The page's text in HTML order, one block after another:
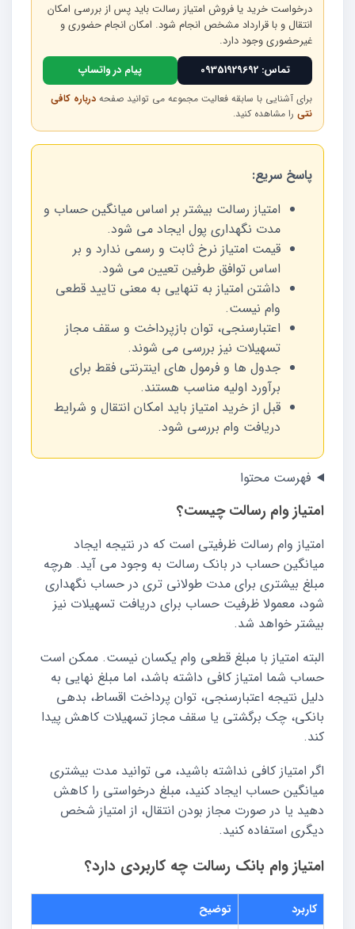
درخواست خرید یا فروش امتیاز رسالت باید پس از بررسی امکان
انتقال و با قرارداد مشخص انجام شود. امکان انجام حضوری و
غیرحضوری وجود دارد.
تماس: 09351929692
پیام در واتساپ
برای آشنایی با سابقه فعالیت مجموعه می توانید صفحه درباره کافی
نتی را مشاهده کنید.
پاسخ سریع:
امتیاز رسالت بیشتر بر اساس میانگین حساب و
مدت نگهداری پول ایجاد می شود.
قیمت امتیاز نرخ ثابت و رسمی ندارد و بر
اساس توافق طرفین تعیین می شود.
داشتن امتیاز به تنهایی به معنی تایید قطعی
وام نیست.
اعتبارسنجی، توان بازپرداخت و سقف مجاز
تسهیلات نیز بررسی می شوند.
جدول ها و فرمول های اینترنتی فقط برای
برآورد اولیه مناسب هستند.
قبل از خرید امتیاز باید امکان انتقال و شرایط
دریافت وام بررسی شود.
فهرست محتوا
امتیاز وام رسالت چیست؟
امتیاز وام رسالت ظرفیتی است که در نتیجه ایجاد
میانگین حساب در بانک رسالت به وجود می آید. هرچه
مبلغ بیشتری برای مدت طولانی تری در حساب نگهداری
شود، معمولا ظرفیت حساب برای دریافت تسهیلات نیز
بیشتر خواهد شد.
البته امتیاز با مبلغ قطعی وام یکسان نیست. ممکن است
حساب شما امتیاز کافی داشته باشد، اما مبلغ نهایی به
دلیل نتیجه اعتبارسنجی، توان پرداخت اقساط، بدهی
بانکی، چک برگشتی یا سقف مجاز تسهیلات کاهش پیدا
کند.
اگر امتیاز کافی نداشته باشید، می توانید مدت بیشتری
میانگین حساب ایجاد کنید، مبلغ درخواستی را کاهش
دهید یا در صورت مجاز بودن انتقال، از امتیاز شخص
دیگری استفاده کنید.
امتیاز وام بانک رسالت چه کاربردی دارد؟
کاربرد توضیح